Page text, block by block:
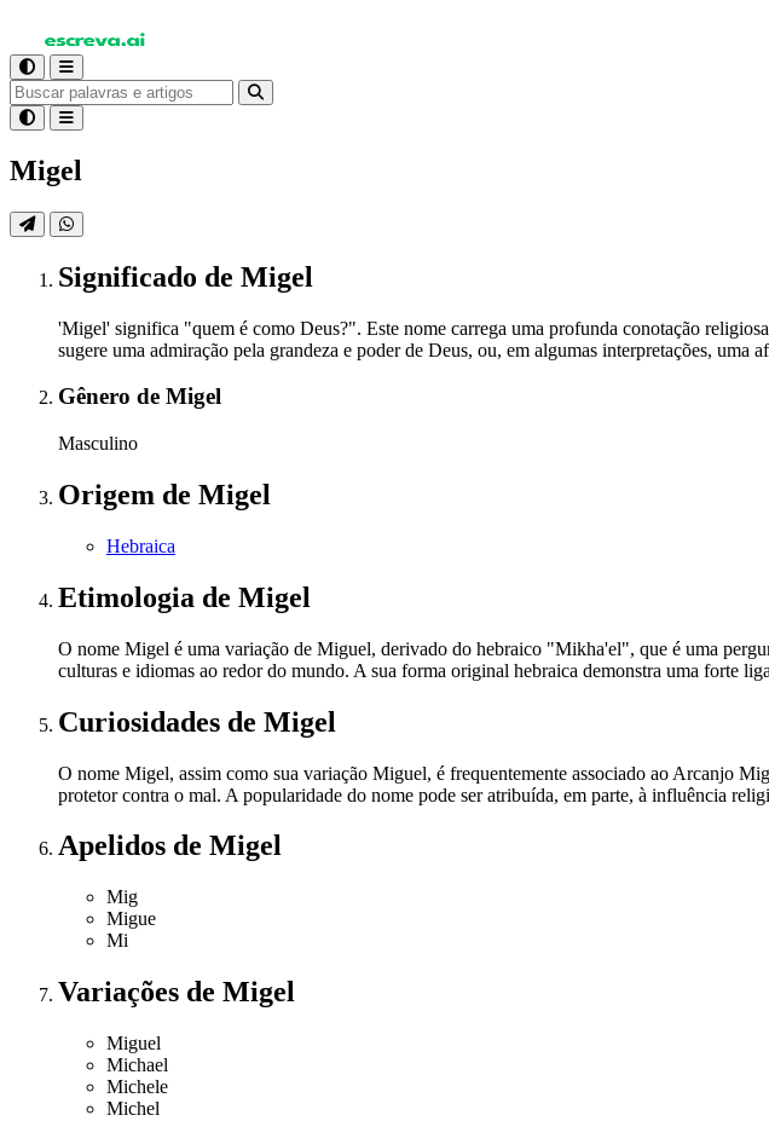
Migel
Significado de Migel
'Migel' significa "quem é como Deus?". Este nome carrega uma profunda conotação
sugere uma admiração pela grandeza e poder de Deus, ou, em algumas interpretações, uma
Gênero de Migel
Masculino
Origem de Migel
Hebraica
Etimologia de Migel
O nome Migel é uma variação de Miguel, derivado do hebraico "Mikha'el", que é uma
culturas e idiomas ao redor do mundo. A sua forma original hebraica demonstra uma forte
Curiosidades de Migel
O nome Migel, assim como sua variação Miguel, é frequentemente associado ao Arcanjo
protetor contra o mal. A popularidade do nome pode ser atribuída, em parte, à influência
Apelidos de Migel
Mig
Migue
Mi
Variações de Migel
Miguel
Michael
Michele
Michel